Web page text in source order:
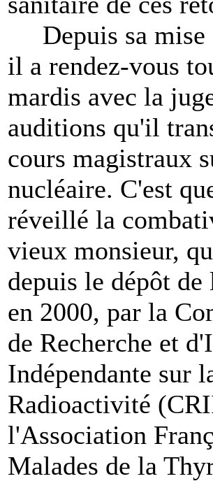
Depuis sa mise
il a rendez-vous
mardis avec la
auditions qu'il
cours magistraux
nucléaire. C'est
réveillé la
vieux monsieur,
depuis le dépôt
en 2000, par la
de Recherche et
Indépendante sur
Radioactivité
l'Association
Malades de la